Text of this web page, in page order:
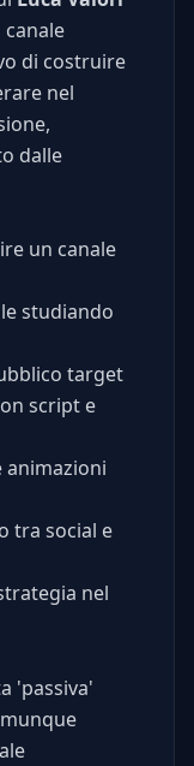
di costruire
nel
dalle
un canale
studiando
target
script e
animazioni
tra social e
nel
'passiva'